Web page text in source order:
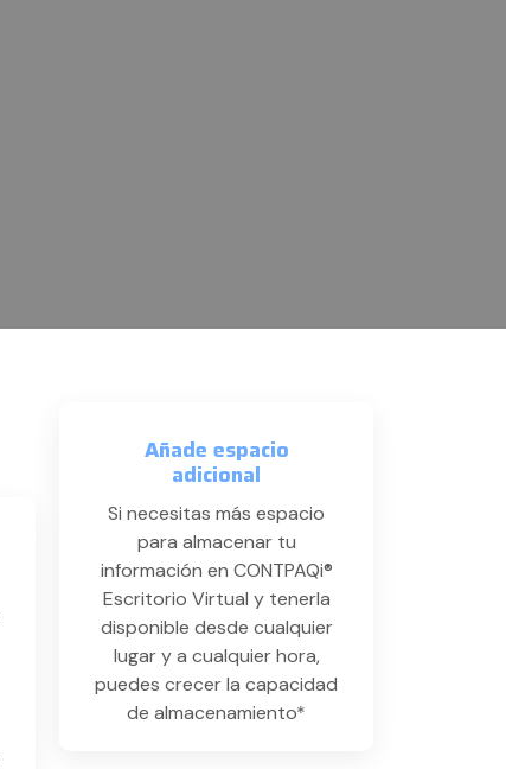
Añade espacio
adicional
Si necesitas más espacio
para almacenar tu
información en CONTPAQi®
Escritorio Virtual y tenerla
disponible desde cualquier
lugar y a cualquier hora,
puedes crecer la capacidad
de almacenamiento*